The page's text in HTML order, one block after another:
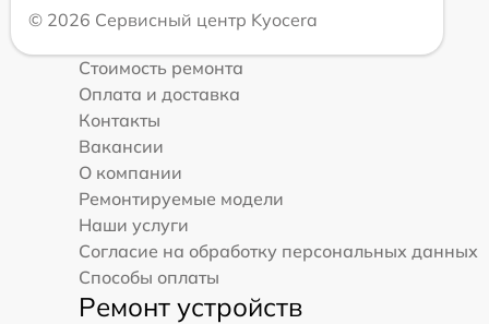
© 2026 Сервисный центр Kyocera
Стоимость ремонта
Оплата и доставка
Контакты
Вакансии
О компании
Ремонтируемые модели
Наши услуги
Согласие на обработку персональных данных
Способы оплаты
Ремонт устройств